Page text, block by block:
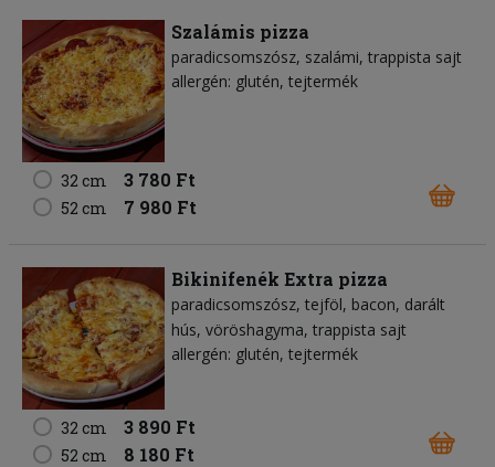
Szalámis pizza
paradicsomszósz szalámi trappista sajt
allergén: glutén, tejtermék
32 cm 3 780 Ft
52 cm 7 980 Ft
Bikinifenék Extra pizza
paradicsomszósz tejföl bacon darált
hús vöröshagyma trappista sajt
allergén: glutén, tejtermék
32 cm 3 890 Ft
52 cm 8 180 Ft